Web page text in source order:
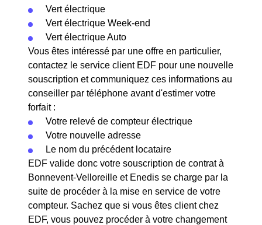
Vert électrique
Vert électrique Week-end
Vert électrique Auto
Vous êtes intéressé par une offre en particulier,
contactez le service client EDF pour une nouvelle
souscription et communiquez ces informations au
conseiller par téléphone avant d'estimer votre
forfait :
Votre relevé de compteur électrique
Votre nouvelle adresse
Le nom du précédent locataire
EDF valide donc votre souscription de contrat à
Bonnevent-Velloreille et Enedis se charge par la
suite de procéder à la mise en service de votre
compteur. Sachez que si vous êtes client chez
EDF, vous pouvez procéder à votre changement